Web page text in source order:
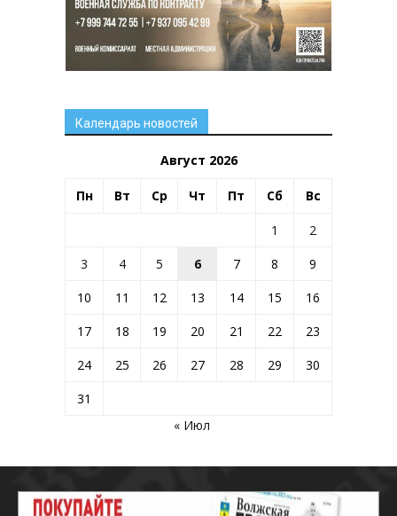
Календарь новостей
Август 2026
Пн Вт Ср Чт Пт Сб Вс
1
2
3
4 5 6 7 8
9
10
11 12 13 14 15
16
17
18 19 20 21 22
23
24
25 26 27 28 29
30
31
« Июл